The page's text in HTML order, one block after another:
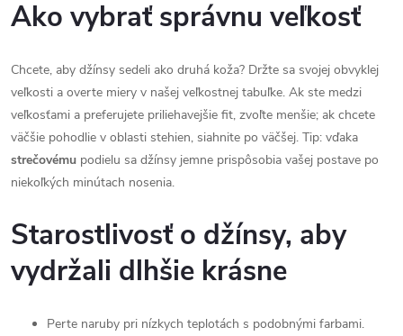
Ako vybrať správnu veľkosť
Chcete, aby džínsy sedeli ako druhá koža? Držte sa svojej obvyklej
veľkosti a overte miery v našej veľkostnej tabuľke. Ak ste medzi
veľkosťami a preferujete priliehavejšie fit, zvoľte menšie; ak chcete
väčšie pohodlie v oblasti stehien, siahnite po väčšej. Tip: vďaka
strečovému podielu sa džínsy jemne prispôsobia vašej postave po
niekoľkých minútach nosenia.
Starostlivosť o džínsy, aby
vydržali dlhšie krásne
Perte naruby pri nízkych teplotách s podobnými farbami.